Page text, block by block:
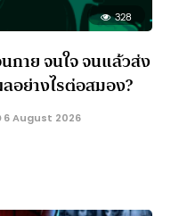
328
กาย จนใจ จนแล้วส่ง
อย่างไรต่อสมอง?
6 August 2026